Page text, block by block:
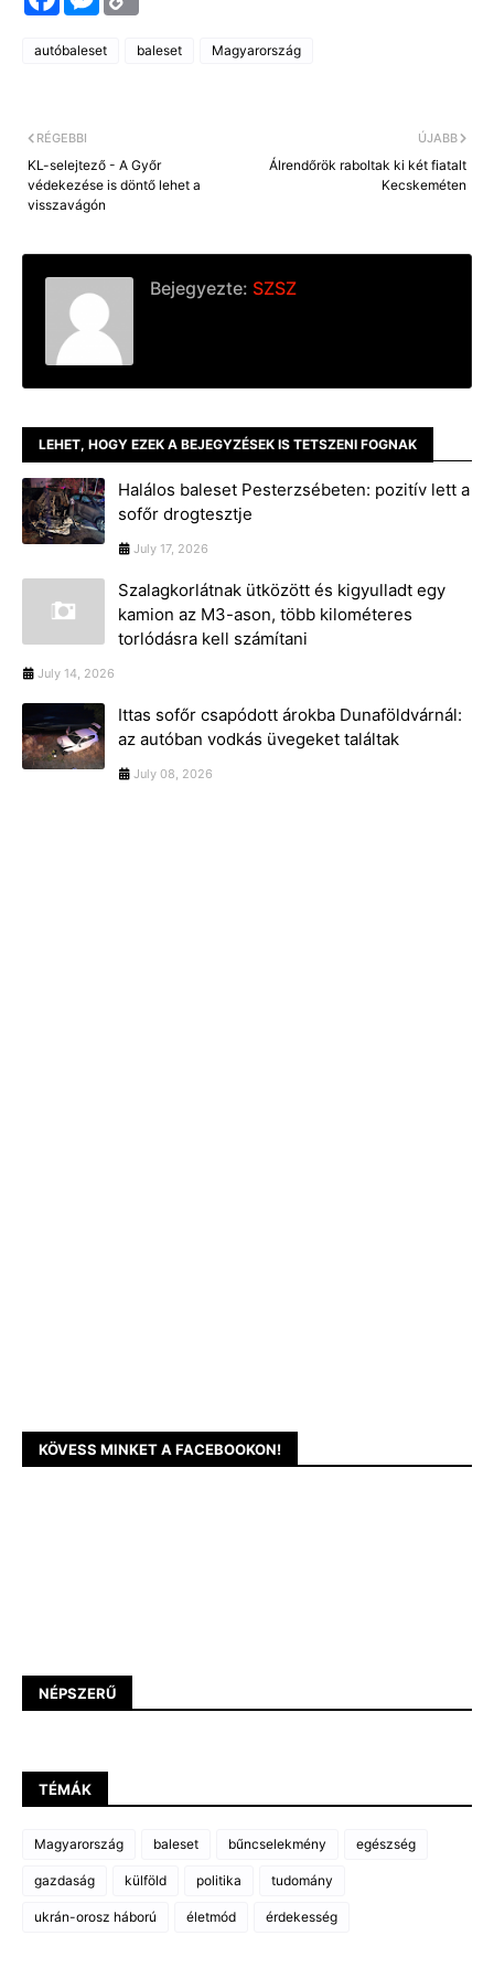
a
e
b
e
s
e
y
L
autóbaleset baleset Magyarország
ÚJABB
Álrendőrök raboltak ki két fiatalt
Kecskeméten
RÉGEBBI
KL-selejtező - A Győr
védekezése is döntő lehet a
visszavágón
Bejegyezte: SZSZ
LEHET, HOGY EZEK A BEJEGYZÉSEK IS TETSZENI FOGNAK
Halálos baleset Pesterzsébeten: pozitív lett a
sofőr drogtesztje
July 17, 2026
Szalagkorlátnak ütközött és kigyulladt egy
kamion az M3-ason, több kilométeres
torlódásra kell számítani
July 14, 2026
Ittas sofőr csapódott árokba Dunaföldvárnál:
az autóban vodkás üvegeket találtak
July 08, 2026
KÖVESS MINKET A FACEBOOKON!
NÉPSZERŰ
TÉMÁK
Magyarország baleset bűncselekmény egészség
gazdaság külföld politika tudomány
ukrán-orosz háború életmód érdekesség